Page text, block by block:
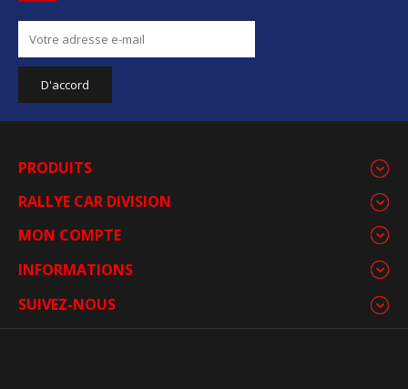
PRODUITS
RALLYE CAR DIVISION
MON COMPTE
INFORMATIONS
SUIVEZ-NOUS